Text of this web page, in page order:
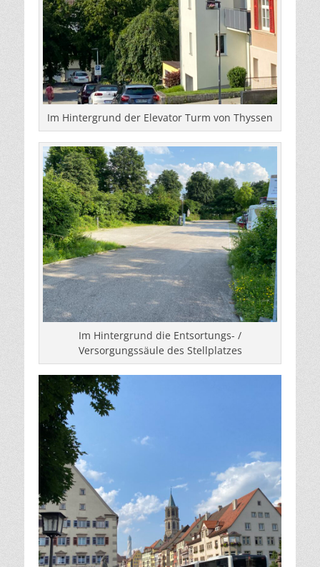
Im Hintergrund der Elevator Turm von Thyssen
Im Hintergrund die Entsortungs- /
Versorgungssäule des Stellplatzes